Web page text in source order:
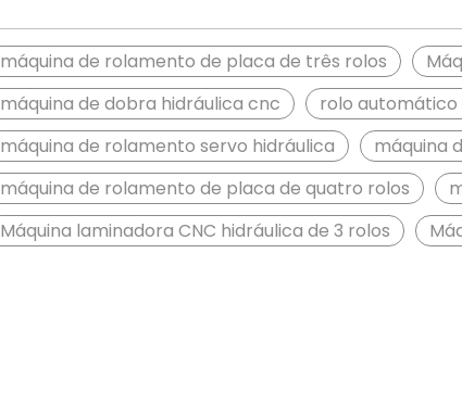
máquina de rolamento de placa de três rolos
máquina de dobra hidráulica cnc
rolo
máquina de rolamento servo hidráulica
máquina
máquina de rolamento de placa de quatro rolos
Máquina laminadora CNC hidráulica de 3 rolos